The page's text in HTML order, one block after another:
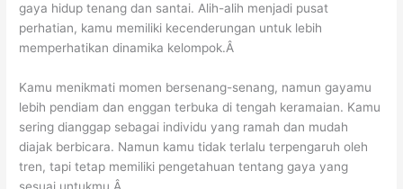
gaya hidup tenang dan santai. Alih-alih menjadi pusat
perhatian, kamu memiliki kecenderungan untuk lebih
memperhatikan dinamika kelompok.Â
Kamu menikmati momen bersenang-senang, namun gayamu
lebih pendiam dan enggan terbuka di tengah keramaian. Kamu
sering dianggap sebagai individu yang ramah dan mudah
diajak berbicara. Namun kamu tidak terlalu terpengaruh oleh
tren, tapi tetap memiliki pengetahuan tentang gaya yang